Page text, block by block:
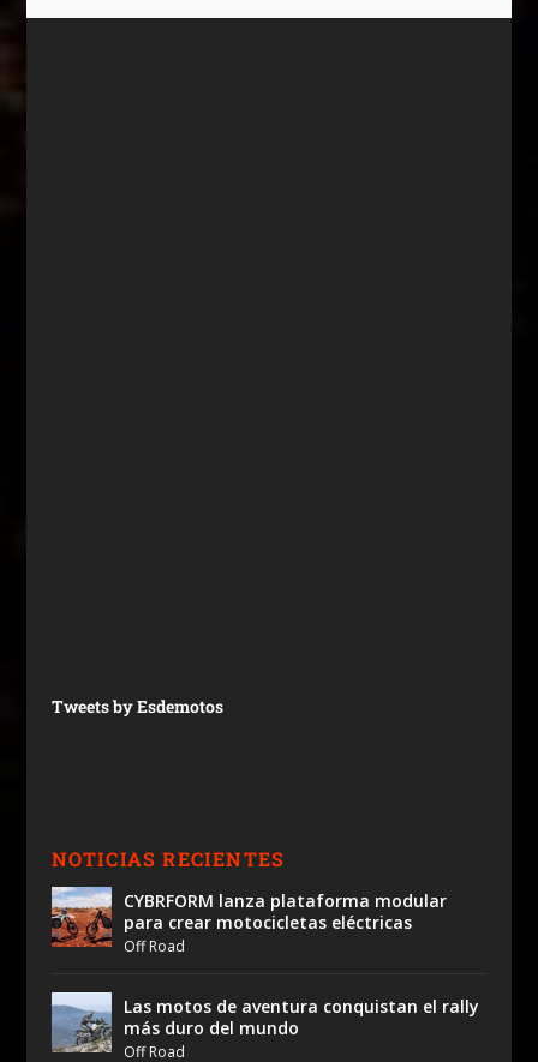
Tweets by Esdemotos
NOTICIAS RECIENTES
CYBRFORM lanza plataforma modular
para crear motocicletas eléctricas
Off Road
Las motos de aventura conquistan el rally
más duro del mundo
Off Road